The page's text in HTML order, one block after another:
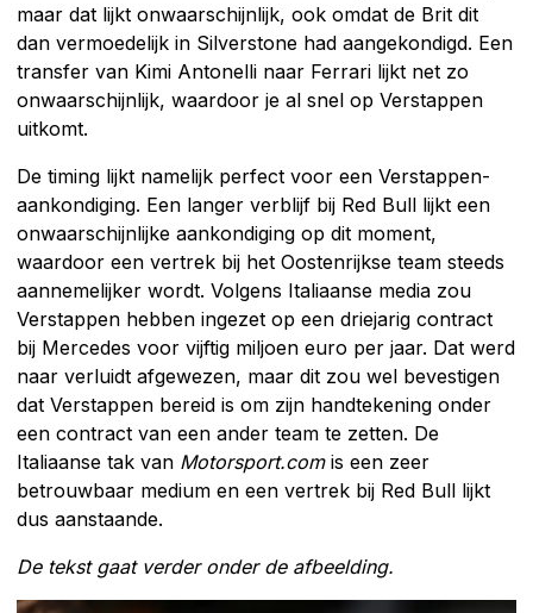
maar dat lijkt onwaarschijnlijk, ook omdat de Brit dit
dan vermoedelijk in Silverstone had aangekondigd. Een
transfer van Kimi Antonelli naar Ferrari lijkt net zo
onwaarschijnlijk, waardoor je al snel op Verstappen
uitkomt.
De timing lijkt namelijk perfect voor een Verstappen-
aankondiging. Een langer verblijf bij Red Bull lijkt een
onwaarschijnlijke aankondiging op dit moment,
waardoor een vertrek bij het Oostenrijkse team steeds
aannemelijker wordt. Volgens Italiaanse media zou
Verstappen hebben ingezet op een driejarig contract
bij Mercedes voor vijftig miljoen euro per jaar. Dat werd
naar verluidt afgewezen, maar dit zou wel bevestigen
dat Verstappen bereid is om zijn handtekening onder
een contract van een ander team te zetten. De
Italiaanse tak van Motorsport.com is een zeer
betrouwbaar medium en een vertrek bij Red Bull lijkt
dus aanstaande.
De tekst gaat verder onder de afbeelding.